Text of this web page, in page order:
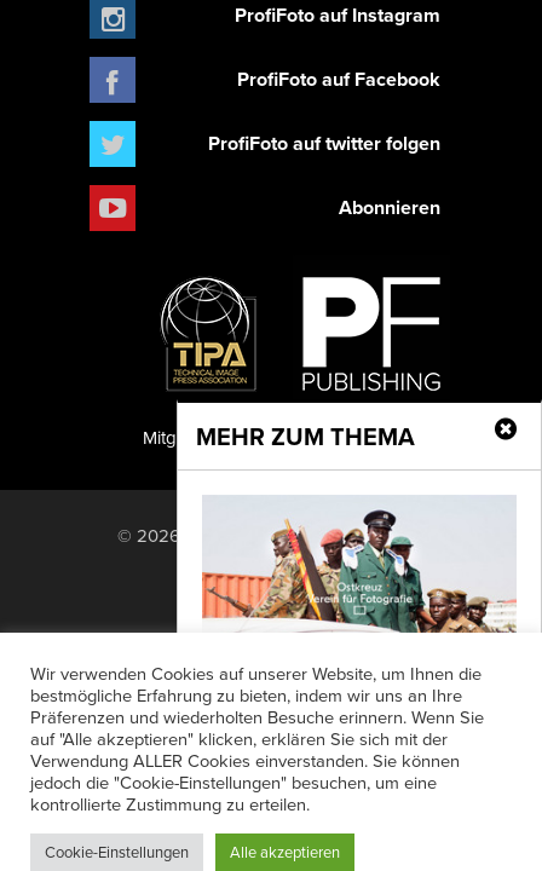
MEHR ZUM THEMA
Verein für Fotografie e.V.
Die Fotografen der Agentur Ostkreuz
haben kürzlich einen Verein gegründet,
der die Ausstellungs- und
Publikationsprojekte...
ProfiFoto auf Instagram
ProfiFoto auf Facebook
ProfiFoto auf twitter folgen
Abonnieren
PF Publishing GmbH
Mitglied der TIPA
© 2026 PF Publishing GmbH. All rights
reserved.
Nach oben
Anzeigensuche
Shop
Zahlungsarten
Widerrufsbelehrung
Datenschutz
AGB
Newsletter-Anmeldung
Verträge hier kündigen
Mein Account
Passwort vergessen
Wir verwenden Cookies auf unserer Website, um Ihnen die
bestmögliche Erfahrung zu bieten, indem wir uns an Ihre
Präferenzen und wiederholten Besuche erinnern. Wenn Sie
auf "Alle akzeptieren" klicken, erklären Sie sich mit der
Verwendung ALLER Cookies einverstanden. Sie können
jedoch die "Cookie-Einstellungen" besuchen, um eine
kontrollierte Zustimmung zu erteilen.
Cookie-Einstellungen Alle akzeptieren